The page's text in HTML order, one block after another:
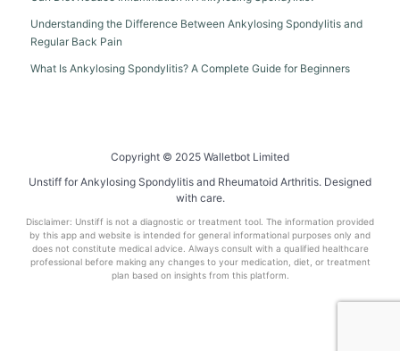
Understanding the Difference Between Ankylosing Spondylitis and
Regular Back Pain
What Is Ankylosing Spondylitis? A Complete Guide for Beginners
Copyright © 2025 Walletbot Limited
Unstiff for Ankylosing Spondylitis and Rheumatoid Arthritis. Designed
with care.
Disclaimer: Unstiff is not a diagnostic or treatment tool. The information provided
by this app and website is intended for general informational purposes only and
does not constitute medical advice. Always consult with a qualified healthcare
professional before making any changes to your medication, diet, or treatment
plan based on insights from this platform.